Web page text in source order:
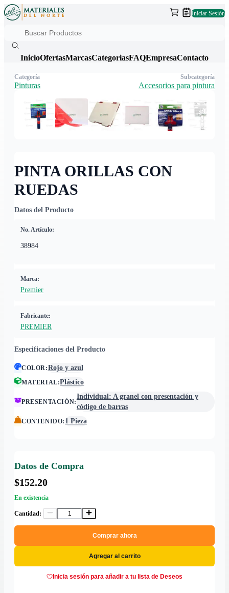
Iniciar Sesión
InicioOfertasMarcasCategoriasFAQEmpresaContacto
PINTA ORILLAS CON
RUEDAS
Datos del Producto
No. Artículo:
38984
Marca:
Premier
Fabricante:
PREMIER
Especificaciones del Producto
COLOR:Rojo y azul
MATERIAL:Plástico
PRESENTACIÓN:
Individual: A granel con presentación y
código de barras
CONTENIDO: 1 Pieza
Datos de Compra
$152.20
En existencia
Cantidad:
Comprar ahora
Agregar al carrito
Inicia sesión para añadir a tu lista de Deseos
Categoría
Pinturas
Subcategoría
Accesorios para pintura